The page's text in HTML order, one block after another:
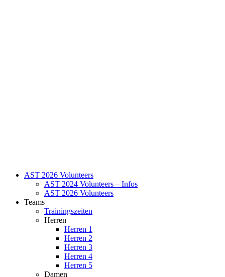
AST 2026 Volunteers
AST 2024 Volunteers – Infos
AST 2026 Volunteers
Teams
Trainingszeiten
Herren
Herren 1
Herren 2
Herren 3
Herren 4
Herren 5
Damen